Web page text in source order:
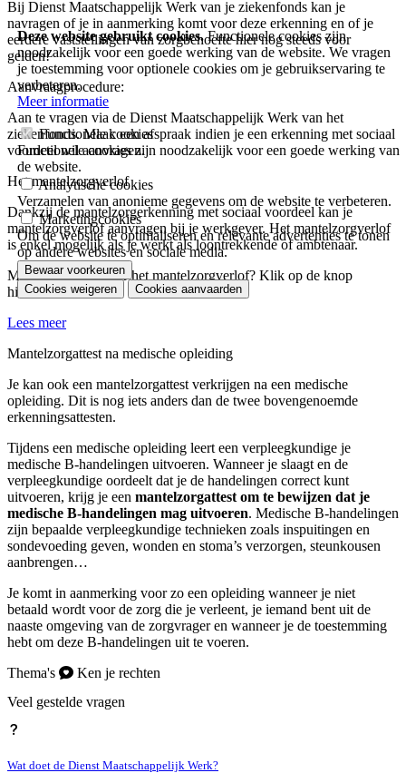
Bij Dienst Maatschappelijk Werk van je ziekenfonds kan je
navragen of je in aanmerking komt voor deze erkenning en of je
eerdere vaststellingen van zorgbehoefte hier nog steeds voor
gelden!
Aanvraagprocedure:
Aan te vragen via de Dienst Maatschappelijk Werk van het
ziekenfonds. Maak een afspraak indien je een erkenning met sociaal
voordeel wil aanvragen.
Het mantelzorgverlof
Dankzij de mantelzorgerkenning met sociaal voordeel kan je
mantelzorgverlof aanvragen bij je werkgever. Het mantelzorgverlof
is enkel mogelijk als je werkt als loontrekkende of ambtenaar.
Meer informatie over het mantelzorgverlof? Klik op de knop
hieronder.
Lees meer
Mantelzorgattest na medische opleiding
Je kan ook een mantelzorgattest verkrijgen na een medische
opleiding. Dit is nog iets anders dan de twee bovengenoemde
erkenningsattesten.
Tijdens een medische opleiding leert een verpleegkundige je
medische B-handelingen uitvoeren. Wanneer je slaagt en de
verpleegkundige oordeelt dat je de handelingen correct kunt
uitvoeren, krijg je een mantelzorgattest om te bewijzen dat je
medische B-handelingen mag uitvoeren. Medische B-handelingen
zijn bepaalde verpleegkundige technieken zoals inspuitingen en
sondevoeding geven, wonden en stoma’s verzorgen, steunkousen
aanbrengen…
Je komt in aanmerking voor zo een opleiding wanneer je niet
betaald wordt voor de zorg die je verleent, je iemand bent uit de
naaste omgeving van de zorgvrager en wanneer je de toestemming
hebt om deze B-handelingen uit te voeren.
Thema's
Ken je rechten
Veel gestelde vragen
Wat doet de Dienst Maatschappelijk Werk?
Deze website gebruikt cookies.Functionele cookies zijn
noodzakelijk voor een goede werking van de website. We vragen
je toestemming voor optionele cookies om je gebruikservaring te
verbeteren.
Meer informatie
Functionele cookies
Functionele cookies zijn noodzakelijk voor een goede werking van
de website.
Analytische cookies
Verzamelen van anonieme gegevens om de website te verbeteren.
Marketingcookies
Om de website te optimaliseren en relevante advertenties te tonen
op andere websites en sociale media.
Bewaar voorkeuren
Cookies weigeren
Cookies aanvaarden